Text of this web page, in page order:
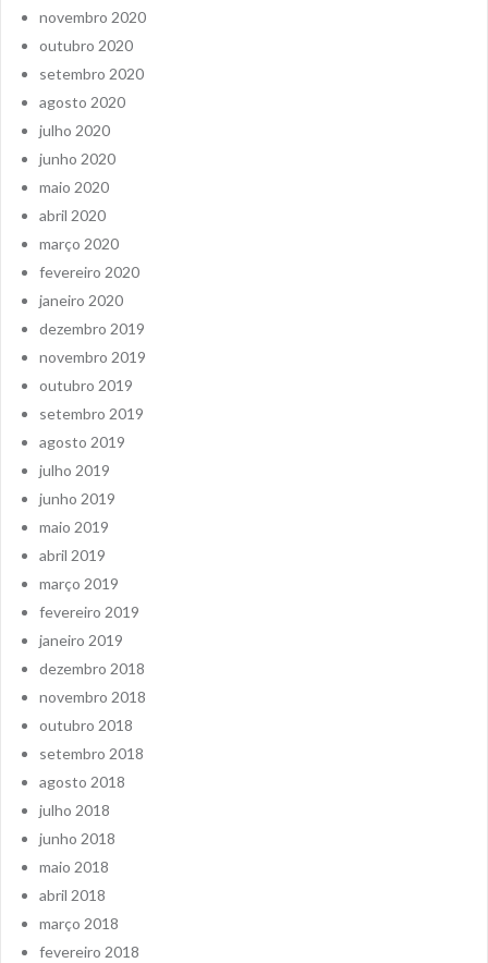
novembro 2020
outubro 2020
setembro 2020
agosto 2020
julho 2020
junho 2020
maio 2020
abril 2020
março 2020
fevereiro 2020
janeiro 2020
dezembro 2019
novembro 2019
outubro 2019
setembro 2019
agosto 2019
julho 2019
junho 2019
maio 2019
abril 2019
março 2019
fevereiro 2019
janeiro 2019
dezembro 2018
novembro 2018
outubro 2018
setembro 2018
agosto 2018
julho 2018
junho 2018
maio 2018
abril 2018
março 2018
fevereiro 2018